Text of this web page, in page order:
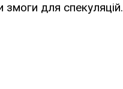
для спекуляцій.